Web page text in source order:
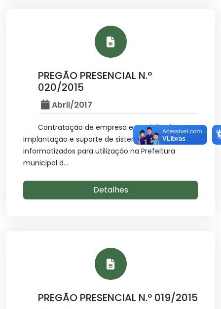
PREGÃO PRESENCIAL N.º
020/2015
Abril/2017
Contratação de empresa especializada em
implantação e suporte de sistemas
informatizados para utilização na Prefeitura
municipal d...
Detalhes
PREGÃO PRESENCIAL N.º 019/2015